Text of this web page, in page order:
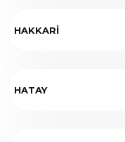
HAKKARİ
HATAY